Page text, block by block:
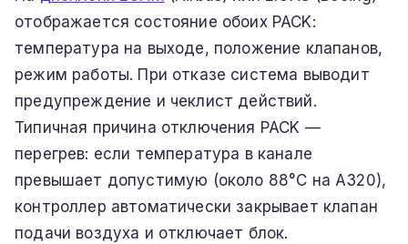
отображается состояние обоих PACK:
температура на выходе, положение клапанов,
режим работы. При отказе система выводит
предупреждение и чеклист действий.
Типичная причина отключения PACK —
перегрев: если температура в канале
превышает допустимую (около 88°C на A320),
контроллер автоматически закрывает клапан
подачи воздуха и отключает блок.